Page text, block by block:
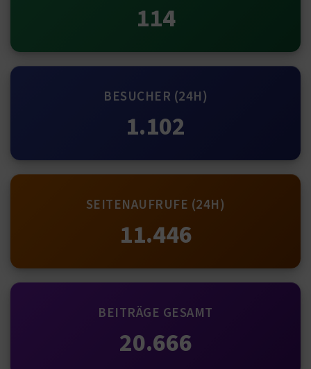
114
BESUCHER (24H)
1.102
SEITENAUFRUFE (24H)
11.446
BEITRÄGE GESAMT
20.666